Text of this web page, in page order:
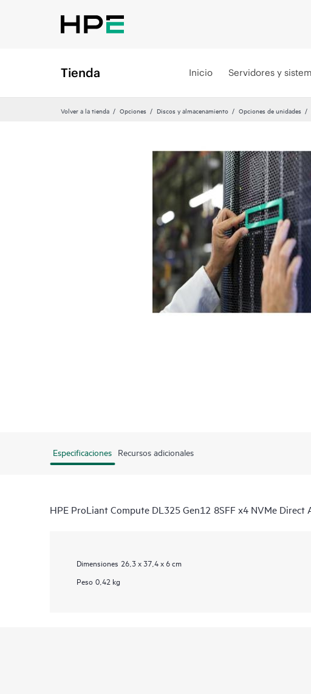
Tienda Inicio Servidores y
Volver a la tienda Opciones Discos y almacenamiento Opciones de unidades
Especificaciones Recursos adicionales
HPE ProLiant Compute DL325 Gen12 8SFF x4 NVMe
Dimensiones 26,3 x 37,4 x 6 cm
Peso 0,42 kg